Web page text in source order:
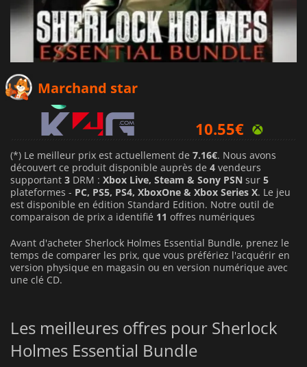
Marchand star
10.55€
14.57€
(*) Le meilleur prix est actuellement de 7.16€. Nous avons
découvert ce produit disponible auprès de 4 vendeurs
supportant 3 DRM : Xbox Live, Steam & Sony PSN sur 5
plateformes - PC, PS5, PS4, XboxOne & Xbox Series X. Le jeu
est disponible en édition Standard Edition. Notre outil de
comparaison de prix a identifié 11 offres numériques
Avant d'acheter Sherlock Holmes Essential Bundle, prenez le
temps de comparer les prix, que vous préfériez l'acquérir en
version physique en magasin ou en version numérique avec
une clé CD.
Les meilleures offres pour Sherlock
Holmes Essential Bundle